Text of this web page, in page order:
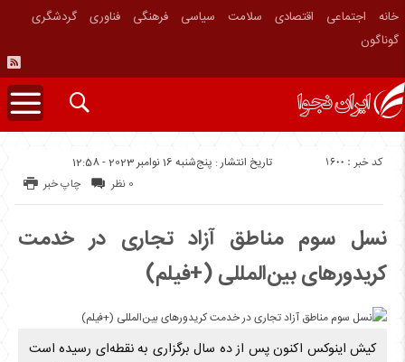
خانه اجتماعی اقتصادی سلامت سیاسی فرهنگی فناوری
گردشگری
گوناگون
تاریخ انتشار : پنج‌شنبه 16 نوامبر 2023 - 12:58 کد خبر : 1600
چاپ خبر 0 نظر
نسل سوم مناطق آزاد تجاری در خدمت
کریدورهای بین‌المللی (+فیلم)
کیش اینوکس اکنون پس از ده سال برگزاری به نقطه‌ای رسیده است